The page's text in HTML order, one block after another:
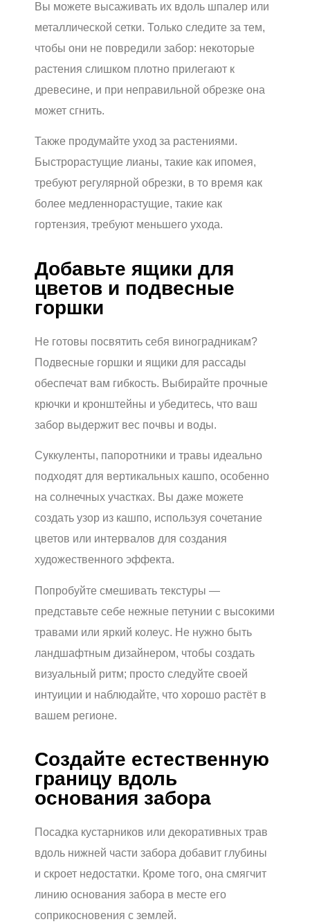
Вы можете высаживать их вдоль шпалер или
металлической сетки. Только следите за тем,
чтобы они не повредили забор: некоторые
растения слишком плотно прилегают к
древесине, и при неправильной обрезке она
может сгнить.
Также продумайте уход за растениями.
Быстрорастущие лианы, такие как ипомея,
требуют регулярной обрезки, в то время как
более медленнорастущие, такие как
гортензия, требуют меньшего ухода.
Добавьте ящики для
цветов и подвесные
горшки
Не готовы посвятить себя виноградникам?
Подвесные горшки и ящики для рассады
обеспечат вам гибкость. Выбирайте прочные
крючки и кронштейны и убедитесь, что ваш
забор выдержит вес почвы и воды.
Суккуленты, папоротники и травы идеально
подходят для вертикальных кашпо, особенно
на солнечных участках. Вы даже можете
создать узор из кашпо, используя сочетание
цветов или интервалов для создания
художественного эффекта.
Попробуйте смешивать текстуры —
представьте себе нежные петунии с высокими
травами или яркий колеус. Не нужно быть
ландшафтным дизайнером, чтобы создать
визуальный ритм; просто следуйте своей
интуиции и наблюдайте, что хорошо растёт в
вашем регионе.
Создайте естественную
границу вдоль
основания забора
Посадка кустарников или декоративных трав
вдоль нижней части забора добавит глубины
и скроет недостатки. Кроме того, она смягчит
линию основания забора в месте его
соприкосновения с землей.